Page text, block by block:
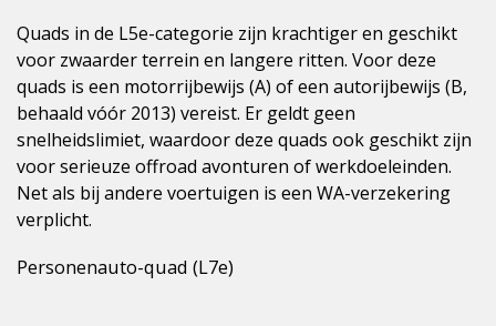
Quads in de L5e-categorie zijn krachtiger en geschikt
voor zwaarder terrein en langere ritten. Voor deze
quads is een motorrijbewijs (A) of een autorijbewijs (B,
behaald vóór 2013) vereist. Er geldt geen
snelheidslimiet, waardoor deze quads ook geschikt zijn
voor serieuze offroad avonturen of werkdoeleinden.
Net als bij andere voertuigen is een WA-verzekering
verplicht.
Personenauto-quad (L7e)